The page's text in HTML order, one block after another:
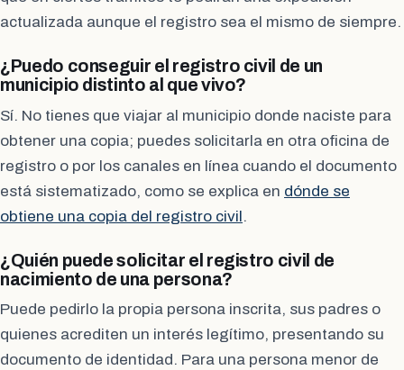
actualizada aunque el registro sea el mismo de siempre.
¿Puedo conseguir el registro civil de un
municipio distinto al que vivo?
Sí. No tienes que viajar al municipio donde naciste para
obtener una copia; puedes solicitarla en otra oficina de
registro o por los canales en línea cuando el documento
está sistematizado, como se explica en dónde se
obtiene una copia del registro civil.
¿Quién puede solicitar el registro civil de
nacimiento de una persona?
Puede pedirlo la propia persona inscrita, sus padres o
quienes acrediten un interés legítimo, presentando su
documento de identidad. Para una persona menor de